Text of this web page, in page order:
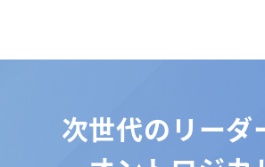
次世代のリー